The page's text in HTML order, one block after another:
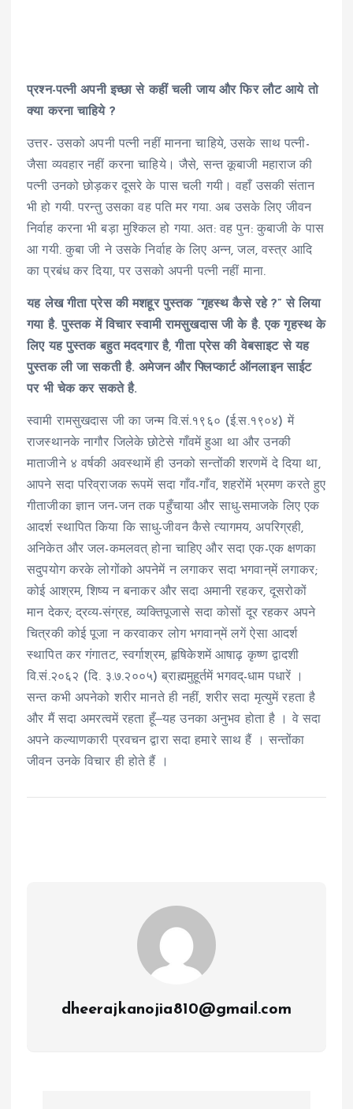
प्रश्न-पत्नी अपनी इच्छा से कहीं चली जाय और फिर लौट आये तो
क्या करना चाहिये ?
उत्तर- उसको अपनी पत्नी नहीं मानना चाहिये, उसके साथ पत्नी-
जैसा व्यवहार नहीं करना चाहिये। जैसे, सन्त कूबाजी महाराज की
पत्नी उनको छोड़कर दूसरे के पास चली गयी। वहाँ उसकी संतान
भी हो गयी. परन्तु उसका वह पति मर गया. अब उसके लिए जीवन
निर्वाह करना भी बड़ा मुश्किल हो गया. अत: वह पुन: कुबाजी के पास
आ गयी. कुबा जी ने उसके निर्वाह के लिए अन्न, जल, वस्त्र आदि
का प्रबंध कर दिया, पर उसको अपनी पत्नी नहीं माना.
यह लेख गीता प्रेस की मशहूर पुस्तक “गृहस्थ कैसे रहे ?” से लिया
गया है. पुस्तक में विचारस्वामी रामसुखदास जीके है. एक गृहस्थ के
लिए यह पुस्तक बहुत मददगार है, गीता प्रेस की वेबसाइट से यह
पुस्तक ली जा सकती है. अमेजन और फ्लिप्कार्ट ऑनलाइन साईट
पर भी चेक कर सकते है.
स्वामी रामसुखदास जी का जन्म वि.सं.१९६० (ई.स.१९०४) में
राजस्थानके नागौर जिलेके छोटेसे गाँवमें हुआ था और उनकी
माताजीने ४ वर्षकी अवस्थामें ही उनको सन्तोंकी शरणमें दे दिया था,
आपने सदा परिव्राजक रूपमें सदा गाँव-गाँव, शहरोंमें भ्रमण करते हुए
गीताजीका ज्ञान जन-जन तक पहुँचाया और साधु-समाजके लिए एक
आदर्श स्थापित किया कि साधु-जीवन कैसे त्यागमय, अपरिग्रही,
अनिकेत और जल-कमलवत् होना चाहिए और सदा एक-एक क्षणका
सदुपयोग करके लोगोंको अपनेमें न लगाकर सदा भगवान्‌में लगाकर;
कोई आश्रम, शिष्य न बनाकर और सदा अमानी रहकर, दूसरोकों
मान देकर; द्रव्य-संग्रह, व्यक्तिपूजासे सदा कोसों दूर रहकर अपने
चित्रकी कोई पूजा न करवाकर लोग भगवान्‌में लगें ऐसा आदर्श
स्थापित कर गंगातट, स्वर्गाश्रम, हृषिकेशमें आषाढ़ कृष्ण द्वादशी
वि.सं.२०६२ (दि. ३.७.२००५) ब्राह्ममुहूर्तमें भगवद्-धाम पधारें ।
सन्त कभी अपनेको शरीर मानते ही नहीं, शरीर सदा मृत्युमें रहता है
और मैं सदा अमरत्वमें रहता हूँ‒यह उनका अनुभव होता है । वे सदा
अपने कल्याणकारी प्रवचन द्वारा सदा हमारे साथ हैं । सन्तोंका
जीवन उनके विचार ही होते हैं ।
dheerajkanojia810@gmail.com